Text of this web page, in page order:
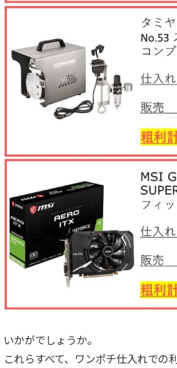
いかがでしょうか。
これらすべて、ワンポチ仕入れでの利